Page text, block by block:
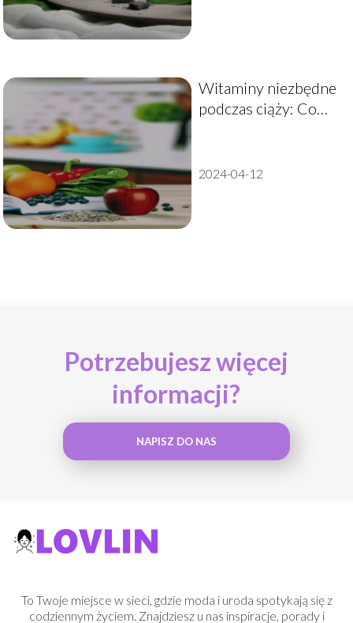
Witaminy niezbędne
podczas ciąży: Co
2024-04-12
Potrzebujesz więcej
informacji?
NAPISZ DO NAS
To Twoje miejsce w sieci, gdzie moda i uroda spotykają się z
codziennym życiem. Znajdziesz u nas inspiracje, porady i